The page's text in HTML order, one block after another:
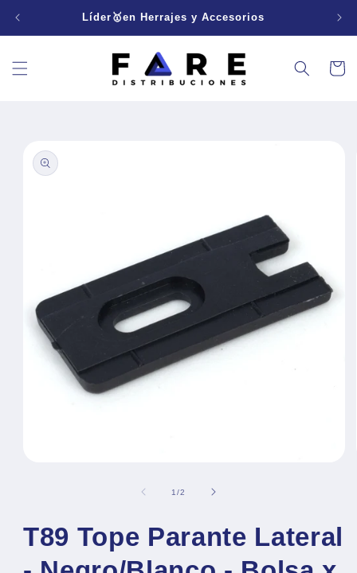
directamenteLíder🥇en Herrajes y Accesorios
Carrito
información
una
ventana
1/de
2
T89 Tope Parante Lateral